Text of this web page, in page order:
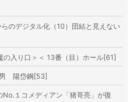
のデジタル化（10）団結と見えない
入り口＞＜ 13番（目）ホール[61]
陽岱鋼[53]
１コメディアン「猪哥亮」が復